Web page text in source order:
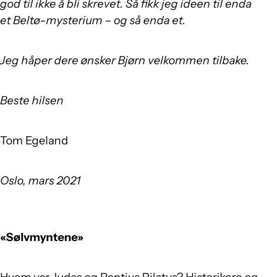
god til ikke å bli skrevet. Så fikk jeg ideen til enda
et Beltø-mysterium – og så enda et.
Jeg håper dere ønsker Bjørn velkommen tilbake.
Beste hilsen
Tom Egeland
Oslo, mars 2021
«Sølvmyntene»